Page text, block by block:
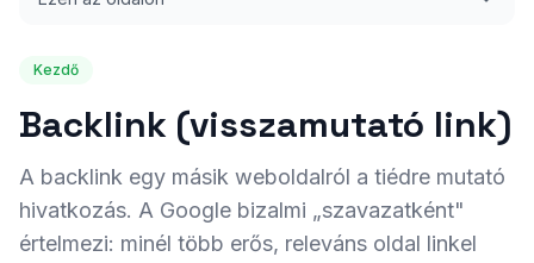
Kezdő
Backlink (visszamutató link)
A backlink egy másik weboldalról a tiédre mutató
hivatkozás. A Google bizalmi „szavazatként"
értelmezi: minél több erős, releváns oldal linkel